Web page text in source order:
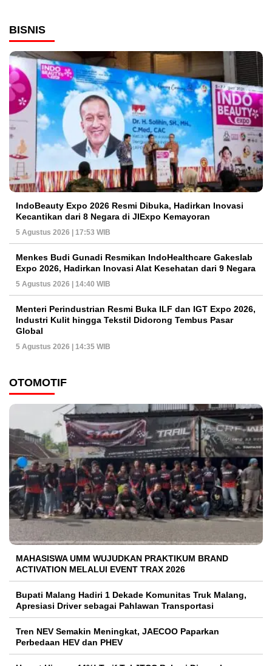
BISNIS
IndoBeauty Expo 2026 Resmi Dibuka, Hadirkan Inovasi
Kecantikan dari 8 Negara di JIExpo Kemayoran
5 Agustus 2026 | 17:53 WIB
Menkes Budi Gunadi Resmikan IndoHealthcare Gakeslab
Expo 2026, Hadirkan Inovasi Alat Kesehatan dari 9 Negara
5 Agustus 2026 | 14:40 WIB
Menteri Perindustrian Resmi Buka ILF dan IGT Expo 2026,
Industri Kulit hingga Tekstil Didorong Tembus Pasar
Global
5 Agustus 2026 | 14:35 WIB
OTOMOTIF
MAHASISWA UMM WUJUDKAN PRAKTIKUM BRAND
ACTIVATION MELALUI EVENT TRAX 2026
Bupati Malang Hadiri 1 Dekade Komunitas Truk Malang,
Apresiasi Driver sebagai Pahlawan Transportasi
Tren NEV Semakin Meningkat, JAECOO Paparkan
Perbedaan HEV dan PHEV